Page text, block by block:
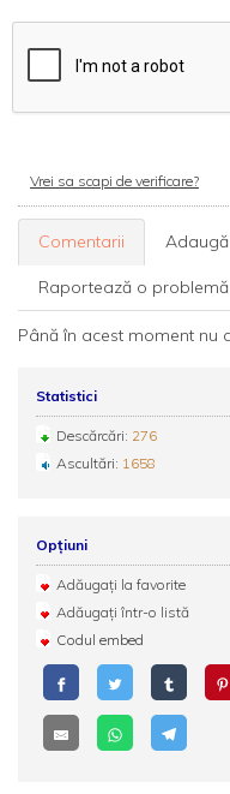
Vrei sa scapi de verificare?
Comentarii
Raportează o problemă
Până în acest moment nu
Statistici
Descărcări: 276
Ascultări: 1658
Opțiuni
Adăugați la favorite
Adăugați într-o listă
Codul embed